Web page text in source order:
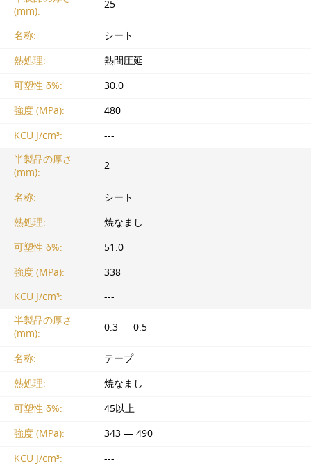
(mm):
25
名称:
シート
熱処理:
熱間圧延
可塑性 δ%:
30.0
強度 (MPa):
480
KCU J/cm³:
---
半製品の厚さ
(mm):
2
名称:
シート
熱処理:
焼なまし
可塑性 δ%:
51.0
強度 (MPa):
338
KCU J/cm³:
---
半製品の厚さ
(mm):
0.3 — 0.5
名称:
テープ
熱処理:
焼なまし
可塑性 δ%:
45以上
強度 (MPa):
343 — 490
KCU J/cm³:
---